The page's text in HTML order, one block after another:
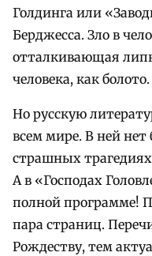
Голдинга или
Берджесса. Зло в
отталкивающая
человека, как болото.
Но русскую
всем мире. В ней
страшных
А в «Господах
полной программе!
пара страниц.
Рождеству, тем